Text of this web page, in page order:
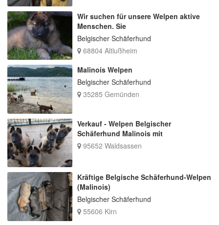
Wir suchen für unsere Welpen aktive
Menschen. Sie
Belgischer Schäferhund
68804 Altlußheim
Malinois Welpen
Belgischer Schäferhund
35285 Gemünden
Verkauf - Welpen Belgischer
Schäferhund Malinois mit
95652 Waldsassen
Kräftige Belgische Schäferhund-Welpen
(Malinois)
Belgischer Schäferhund
55606 Kirn